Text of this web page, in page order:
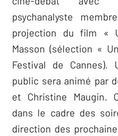
psychanalyste
projection du film «
Masson (sélection «
Festival de Cannes).
public sera animé par
et Christine Maugin.
dans le cadre des
direction des